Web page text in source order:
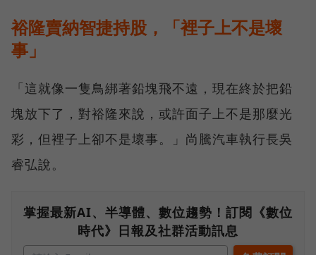
裕隆賣納智捷持股，「裡子上不是壞
事」
「這就像一隻鳥綁著鉛塊飛不遠，現在終於把鉛
塊放下了，對裕隆來說，或許面子上不是那麼光
彩，但裡子上卻不是壞事。」尚騰汽車執行長吳
睿弘說。
掌握最新AI、半導體、數位趨勢！訂閱《數位
時代》日報及社群活動訊息